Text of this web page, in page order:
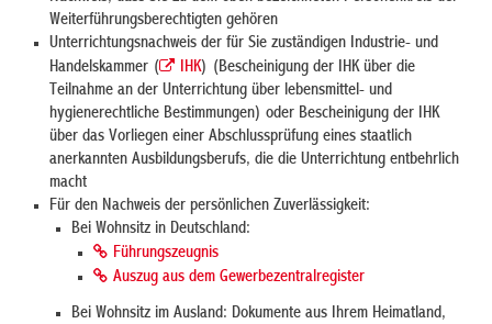
Weiterführungsberechtigten gehören
Unterrichtungsnachweis der für Sie zuständigen Industrie- und
Handelskammer (
IHK) (Bescheinigung der IHK über die
Teilnahme an der Unterrichtung über lebensmittel- und
hygienerechtliche Bestimmungen) oder Bescheinigung der IHK
über das Vorliegen einer Abschlussprüfung eines staatlich
anerkannten Ausbildungsberufs, die die Unterrichtung entbehrlich
macht
Für den Nachweis der persönlichen Zuverlässigkeit:
Bei Wohnsitz in Deutschland:
Führungszeugnis
Auszug aus dem Gewerbezentralregister
Bei Wohnsitz im Ausland: Dokumente aus Ihrem Heimatland,